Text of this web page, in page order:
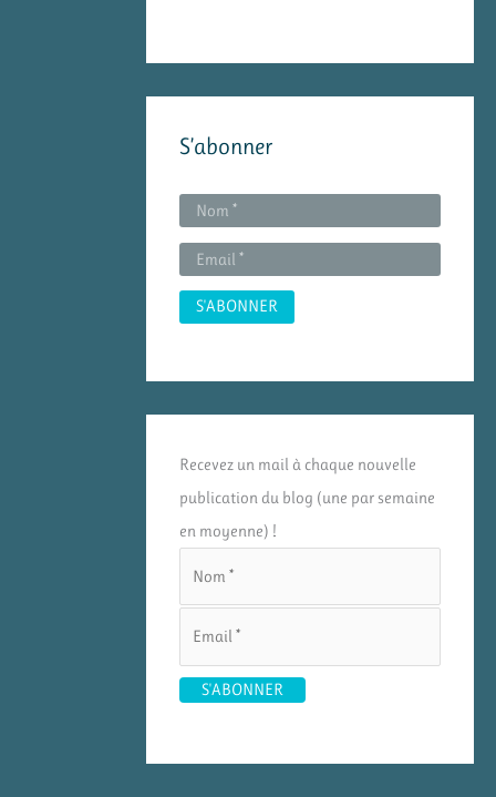
S’abonner
Recevez un mail à chaque nouvelle
publication du blog (une par semaine
en moyenne) !